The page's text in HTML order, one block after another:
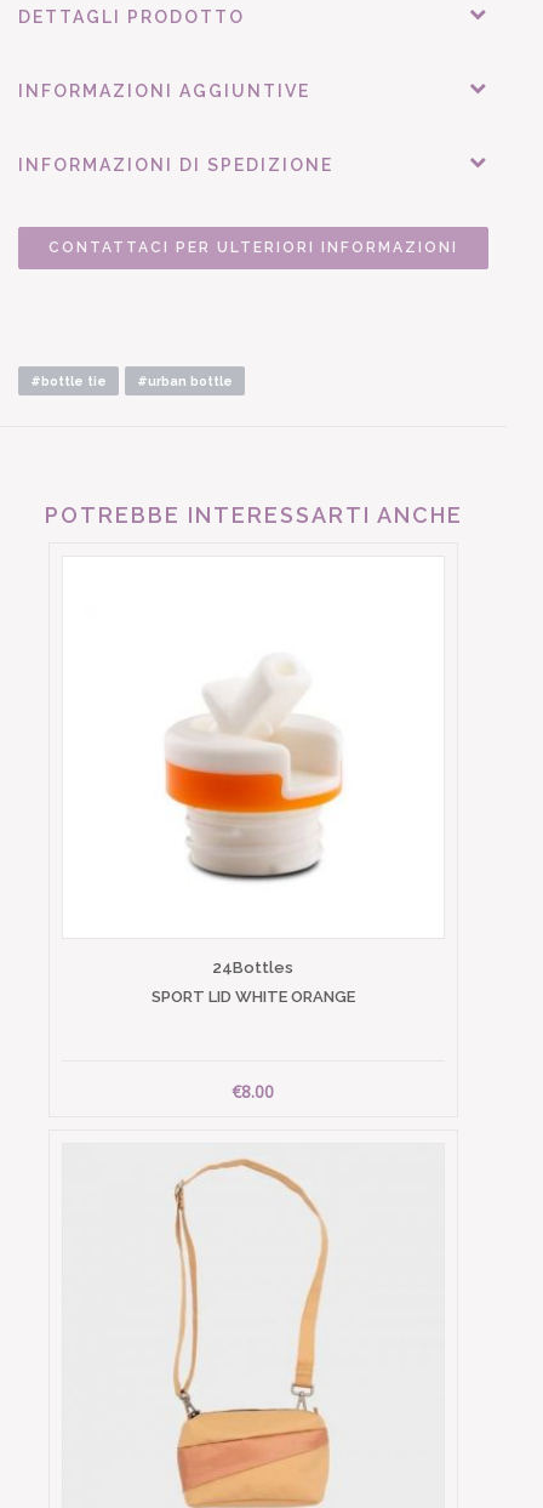
DETTAGLI PRODOTTO
INFORMAZIONI AGGIUNTIVE
INFORMAZIONI DI SPEDIZIONE
CONTATTACI PER ULTERIORI INFORMAZIONI
#bottle tie #urban bottle
POTREBBE INTERESSARTI ANCHE
24Bottles
SPORT LID WHITE ORANGE
€8.00